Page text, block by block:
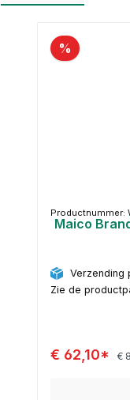
%
Productnummer:
Maico
Verzending
Zie de
€ 62,10* €